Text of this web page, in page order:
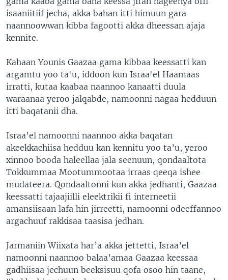
isaaniitiif jecha, akka bahan itti himuun gara
naannoowwan kibba fagootti akka dheessan ajaja
kennite.
Kahaan Younis Gaazaa gama kibbaa keessatti kan
argamtu yoo ta'u, iddoon kun Israa'el Haamaas
irratti, kutaa kaabaa naannoo kanaatti duula
waraanaa yeroo jalqabde, namoonni nagaa hedduun
itti baqatanii dha.
Israa’el namoonni naannoo akka baqatan
akeekkachiisa hedduu kan kennitu yoo ta’u, yeroo
xinnoo booda haleellaa jala seenuun, qondaaltota
Tokkummaa Mootummootaa irraas qeeqa ishee
mudateera. Qondaaltonni kun akka jedhanti, Gaazaa
keessatti tajaajiilli eleektrikii fi interneetii
amansiisaan lafa hin jirreetti, namoonni odeeffannoo
argachuuf rakkisaa taasisa jedhan.
Jarmaniin Wiixata har’a akka jettetti, Israa’el
namoonni naannoo balaa’amaa Gaazaa keessaa
gadhiisaa jechuun beeksisuu qofa osoo hin taane,